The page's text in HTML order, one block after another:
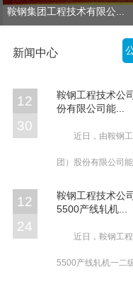
鞍钢集团工程技术有限公...
新闻中心
12
30
鞍钢工程技术公
份有限公司能...
近日，由鞍钢工
团）股份有限公司
12
24
鞍钢工程技术公
5500产线轧机...
近日，鞍钢工程
5500产线轧机一二